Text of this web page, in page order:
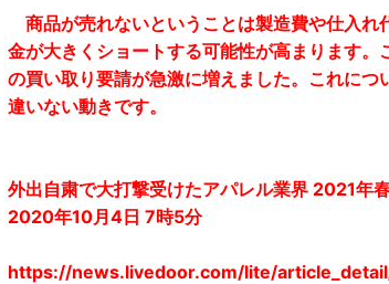
商品が売れないということは製造費や仕入れ
金が大きくショートする可能性が高まります
の買い取り要請が急激に増えました。これに
違いない動きです。
外出自粛で大打撃受けたアパレル業界 2021年
2020年10月4日 7時5分
https://news.livedoor.com/lite/